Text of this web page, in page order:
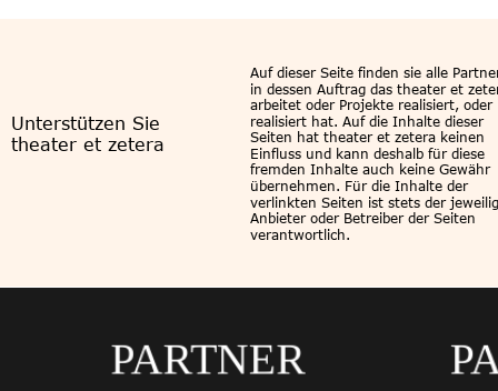
Auf dieser Seite finden sie alle
in dessen Auftrag das theater et
arbeitet oder Projekte realisiert, oder
realisiert hat. Auf die Inhalte dieser
Seiten hat theater et zetera keinen
Einfluss und kann deshalb für diese
fremden Inhalte auch keine Gewähr
übernehmen. Für die Inhalte der
verlinkten Seiten ist stets der
Anbieter oder Betreiber der Seiten
verantwortlich.
Unterstützen Sie
theater et zetera